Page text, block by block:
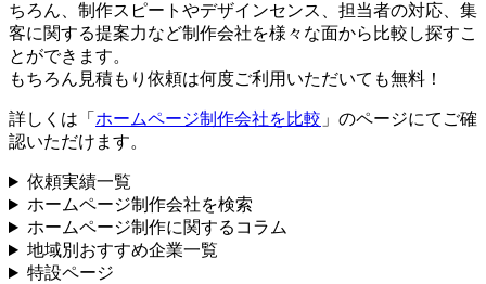
ちろん、制作スピートやデザインセンス、担当者の対応、集
客に関する提案力など制作会社を様々な面から比較し探すこ
とができます。
もちろん見積もり依頼は何度ご利用いただいても無料！
詳しくは「 ホームページ制作会社を比較 」のページにてご確
認いただけます。
依頼実績一覧
ホームページ制作会社を検索
ホームページ制作に関するコラム
地域別おすすめ企業一覧
特設ページ